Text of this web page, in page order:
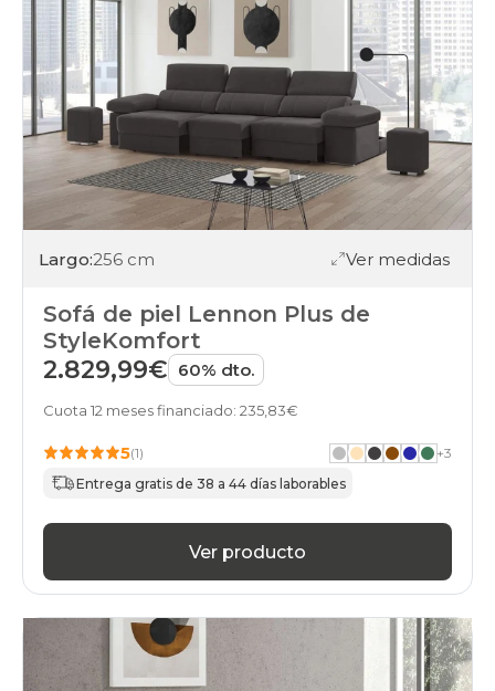
Largo:256 cm Ver medidas
Sofá de piel Lennon Plus de
StyleKomfort
2.829,99€ 60% dto.
Cuota 12 meses financiado: 235,83€
5(1) +3
Entrega gratis de 38 a 44 días laborables
Ver producto